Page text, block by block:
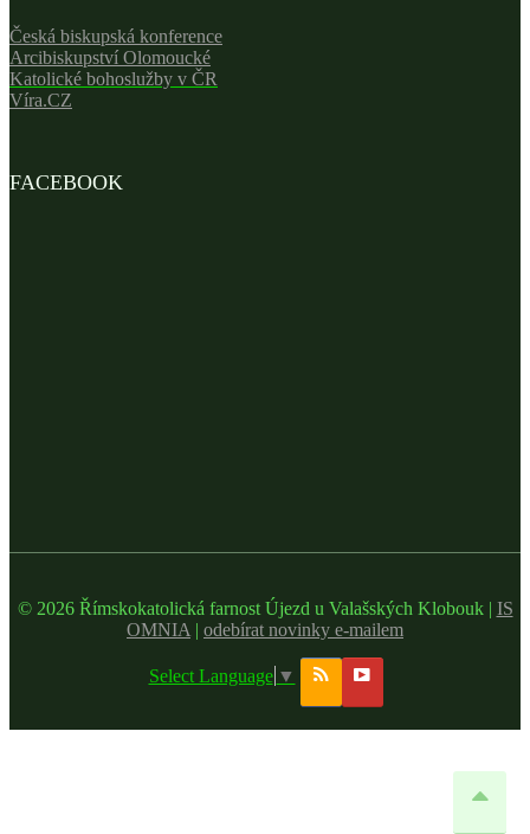
Česká biskupská konference
Arcibiskupství Olomoucké
Katolické bohoslužby v ČR
Víra.CZ
FACEBOOK
© 2026 Římskokatolická farnost Újezd u Valašských Klobouk | IS
OMNIA | odebírat novinky e-mailem
Select Language ▼